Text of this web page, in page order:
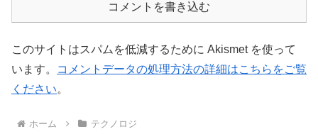
コメントを書き込む
このサイトはスパムを低減するために Akismet を使って
います。
コメントデータの処理方法の詳細はこちらをご覧
ください。
ホーム テクノロジ